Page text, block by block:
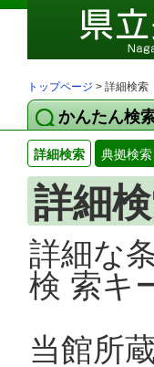
トップページ > 詳細検索
かんたん検
詳細検索 典拠検索
詳細
詳細な
検 索キ
当館所